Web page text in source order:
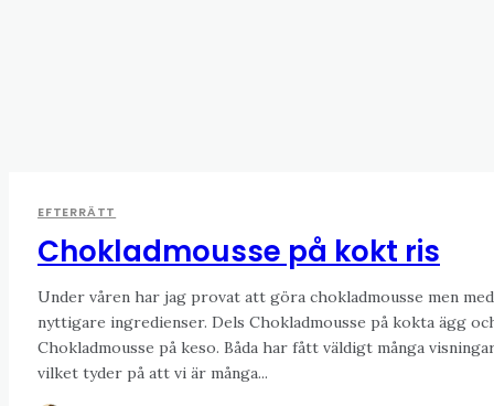
EFTERRÄTT
Chokladmousse på kokt ris
Under våren har jag provat att göra chokladmousse men med
nyttigare ingredienser. Dels Chokladmousse på kokta ägg
Chokladmousse på keso. Båda har fått väldigt många
vilket tyder på att vi är många...